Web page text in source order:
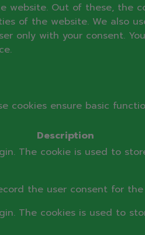
website. Out of these, the
of the website. We also
only with your consent.
cookies ensure basic
Description
The cookie is used to
the user consent for
The cookies is used to